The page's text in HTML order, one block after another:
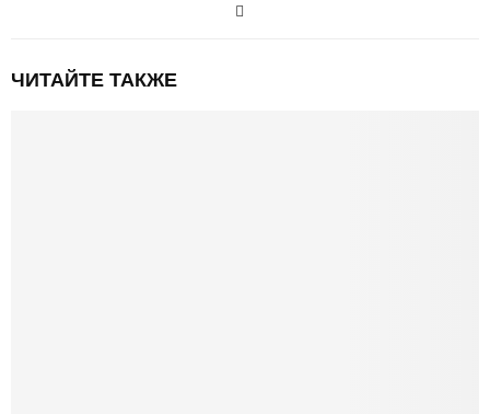
ЧИТАЙТЕ ТАКЖЕ